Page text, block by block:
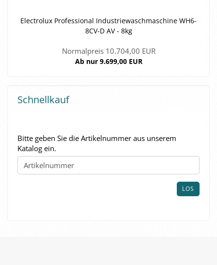
Elec­tro­lux Pro­fes­sio­nal In­dus­trie­wasch­ma­schi­ne WH6-​
8CV-D AV - 8kg
Normalpreis 10.704,00 EUR
Ab nur 9.699,00 EUR
Schnellkauf
BITTE
GEBEN
SIE
DIE
Bitte geben Sie die Artikelnummer aus unserem
Katalog ein.
LOS